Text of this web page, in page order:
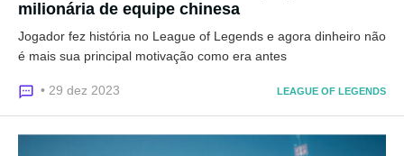
milionária de equipe chinesa
Jogador fez história no League of Legends e agora dinheiro não
é mais sua principal motivação como era antes
• 29 dez 2023 LEAGUE OF LEGENDS